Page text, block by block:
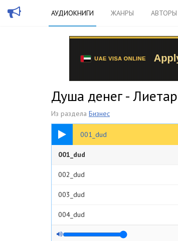
АУДИОКНИГИ ЖАНРЫ АВТОРЫ
Душа денег -
Из раздела Бизнес
001_dud
17:36
001_dud
002_dud
003_dud
004_dud
005_dud